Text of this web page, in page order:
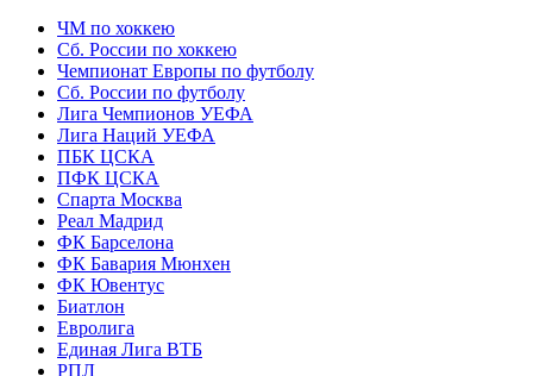
ЧМ по хоккею
Сб. России по хоккею
Чемпионат Европы по футболу
Сб. России по футболу
Лига Чемпионов УЕФА
Лига Наций УЕФА
ПБК ЦСКА
ПФК ЦСКА
Спарта Москва
Реал Мадрид
ФК Барселона
ФК Бавария Мюнхен
ФК Ювентус
Биатлон
Евролига
Единая Лига ВТБ
РПЛ